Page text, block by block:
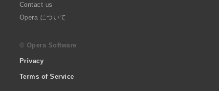
Contact us
Opera について
© Opera Software
Privacy
Terms of Service